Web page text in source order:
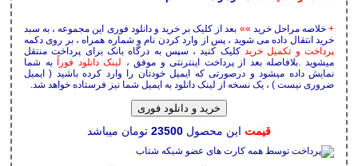
+خلاصه مراحل خرید »» بعد از کلیک بر خرید و دانلود فوری این مجموعه ، به سبد
خرید انتقال داده می شوید ، پس از وارد کردن نام و شماره همراه ، بر روی دکمه
پرداخت و تکمیل خریدکلیک کنید ، سپس به درگاه بانک برای پرداخت منتقل
میشوید .بلافاصله بعد از پرداخت اینترنتی و موفق ، لینک دانلود فوراً
به شما
نمایش داده میشود و درصورتی که ایمیل خودتان را وارد کرده باشید ( ایمیل
ضروری نیست ) ، یک نسخه از لینک دانلود به ایمیل شما نیز فرستاده خواهد شد.
خرید و دانلود فوری
قیمت این محصول 23500 تومان میباشد